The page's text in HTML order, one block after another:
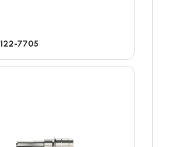
122-7705